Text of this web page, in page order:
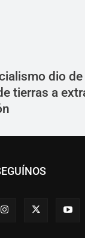
dio de
tierras a